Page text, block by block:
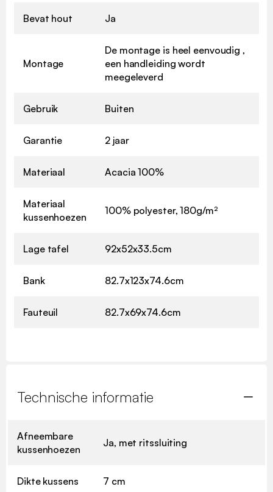
Bevat hout Ja
Montage
De montage is heel eenvoudig ,
een handleiding wordt
meegeleverd
Gebruik Buiten
Garantie 2 jaar
Materiaal Acacia 100%
Materiaal
kussenhoezen
100% polyester, 180g/m²
Lage tafel 92x52x33.5cm
Bank 82.7x123x74.6cm
Fauteuil 82.7x69x74.6cm
Technische informatie
Afneembare
kussenhoezen
Ja, met ritssluiting
Dikte kussens 7 cm